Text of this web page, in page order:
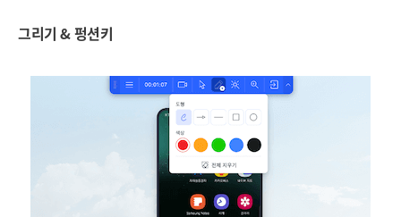
그리기 & 펑션키